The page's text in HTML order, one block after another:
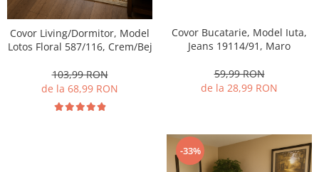
Covor Living/Dormitor, Model
Lotos Floral 587/116, Crem/Bej
103,99 RON
de la 68,99 RON
Covor Bucatarie, Model Iuta,
Jeans 19114/91, Maro
59,99 RON
de la 28,99 RON
-33%